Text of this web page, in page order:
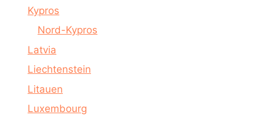
Kypros
Nord-Kypros
Latvia
Liechtenstein
Litauen
Luxembourg